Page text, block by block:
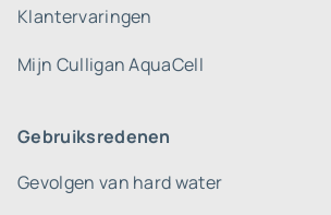
Klantervaringen
Mijn Culligan AquaCell
Gebruiksredenen
Gevolgen van hard water